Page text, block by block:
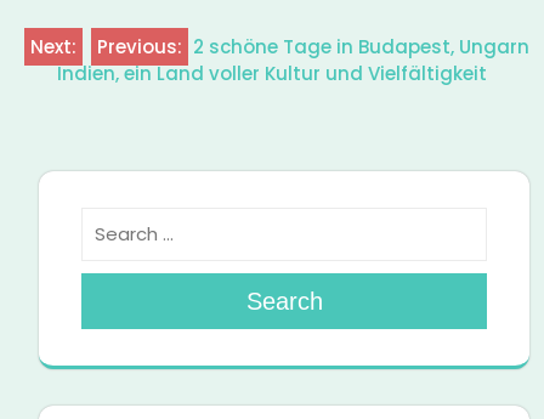
Beitragsnavigation
Previous: 2 schöne Tage in Budapest, Ungarn
Next:
Indien, ein Land voller Kultur und Vielfältigkeit
Search